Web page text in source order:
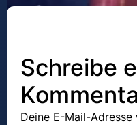
Keine Kommentare
Schreibe
Deine E-Mail-